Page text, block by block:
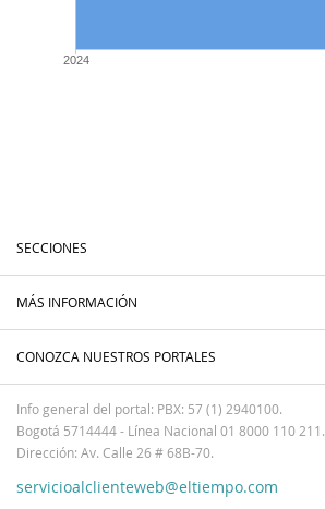
2024
SECCIONES
MÁS INFORMACIÓN
CONOZCA NUESTROS PORTALES
Info general del portal: PBX: 57 (1) 2940100.
Bogotá 5714444 - Línea Nacional 01 8000 110 211.
Dirección: Av. Calle 26 # 68B-70.
servicioalclienteweb@eltiempo.com